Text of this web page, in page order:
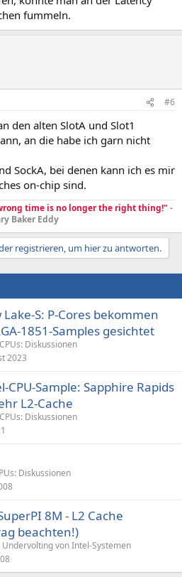
fummeln.
#6
den alten SlotA und Slot1
an die habe ich garn nicht
SockA, bei denen kann ich es mir
on-chip sind.
time is no longer the right thing!" -
Baker Eddy
registrieren, um hier zu antworten.
S: P-Cores bekommen
1851-Samples gesichtet
Diskussionen
2023
CPU-Sample: Sapphire Rapids
L2-Cache
Diskussionen
Diskussionen
8M - L2 Cache
beachten!)
von Intel-Systemen